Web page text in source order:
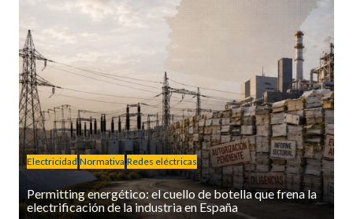
Electricidad Normativa Redes eléctricas
Permitting energético: el cuello de botella que frena la
electrificación de la industria en España